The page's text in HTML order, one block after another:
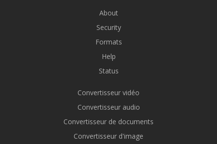
About
Security
Formats
Help
Status
Convertisseur vidéo
Convertisseur audio
Convertisseur de documents
Convertisseur d'image